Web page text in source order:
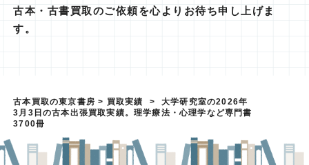
古本・古書買取のご依頼を心よりお待ち申し上げま
す。
古本買取の東京書房 > 買取実績 >
大学研究室の2026年
3月3日の古本出張買取実績。理学療法・心理学など専門書
3700冊